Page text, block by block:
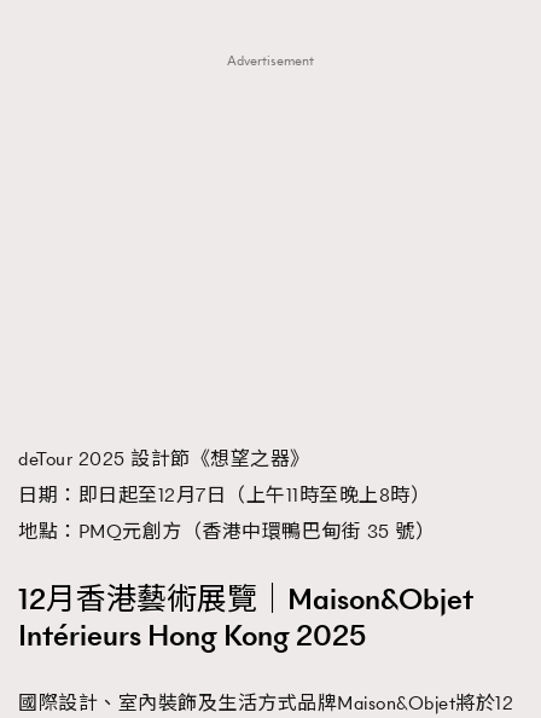
Advertisement
deTour 2025 設計節《想望之器》
日期：即日起至12月7日（上午11時至晚上8時）
地點：PMQ元創方（香港中環鴨巴甸街 35 號）
12月香港藝術展覽｜Maison&Objet
Intérieurs Hong Kong 2025
國際設計、室內裝飾及生活方式品牌Maison&Objet將於12